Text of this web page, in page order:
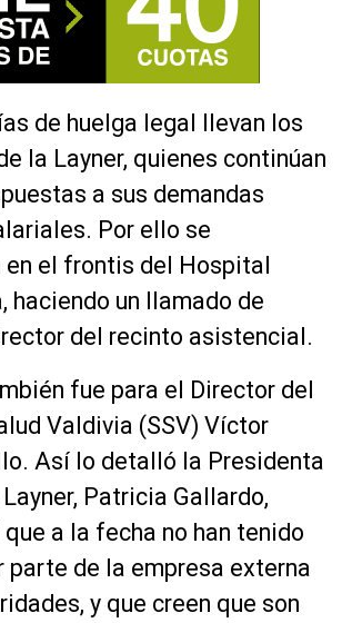
de huelga legal llevan los
la Layner, quienes continúan
a sus demandas
Por ello se
el frontis del Hospital
haciendo un llamado de
del recinto asistencial.
fue para el Director del
Valdivia (SSV) Víctor
Así lo detalló la Presidenta
Patricia Gallardo,
a la fecha no han tenido
parte de la empresa externa
y que creen que son